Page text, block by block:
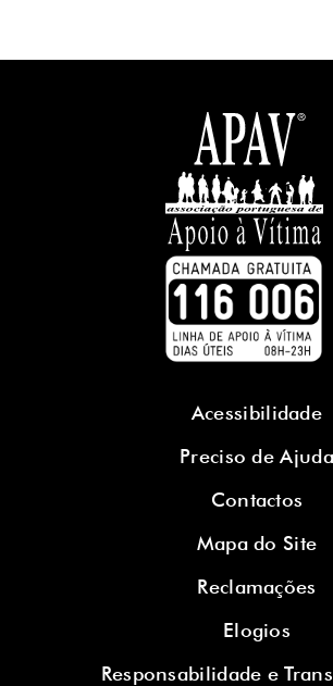
Acessibilidade
Preciso de Ajuda
Contactos
Mapa do Site
Reclamações
Elogios
Responsabilidade e